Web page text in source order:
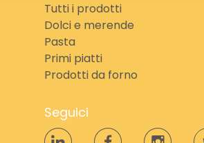
Tutti i prodotti
Dolci e merende
Pasta
Primi piatti
Prodotti da forno
Seguici